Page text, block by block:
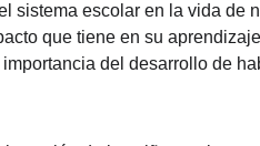
sistema escolar en la vida de
que tiene en su
del desarrollo de